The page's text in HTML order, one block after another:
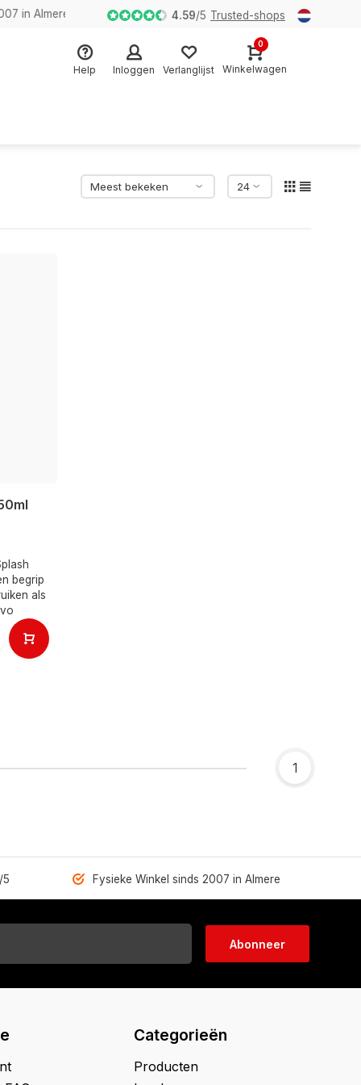
Almere 4.59/5 Trusted-shops
Help Inloggen Verlanglijst
0
Winkelwagen
begrip
als
1
5 Fysieke Winkel sinds 2007 in Almere
Abonneer
Categorieën
Producten